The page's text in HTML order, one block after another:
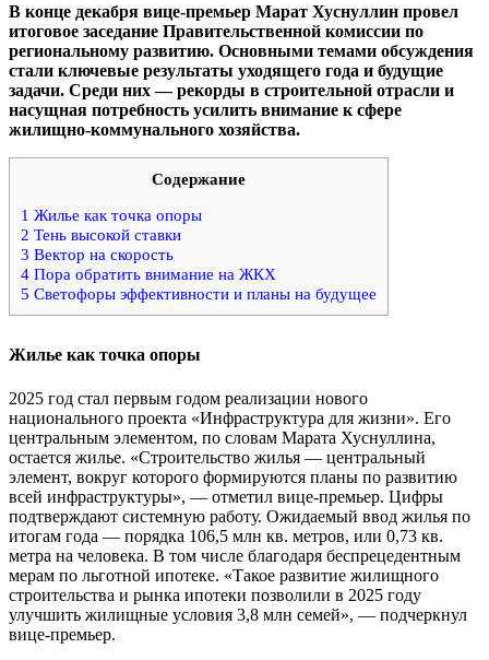
В конце декабря вице-премьер Марат Хуснуллин провел
итоговое заседание Правительственной комиссии по
региональному развитию. Основными темами обсуждения
стали ключевые результаты уходящего года и будущие
задачи. Среди них — рекорды в строительной отрасли и
насущная потребность усилить внимание к сфере
жилищно-коммунального хозяйства.
Содержание
1 Жилье как точка опоры
2 Тень высокой ставки
3 Вектор на скорость
4 Пора обратить внимание на ЖКХ
5 Светофоры эффективности и планы на будущее
Жилье как точка опоры
2025 год стал первым годом реализации нового
национального проекта «Инфраструктура для жизни». Его
центральным элементом, по словам Марата Хуснуллина,
остается жилье. «Строительство жилья — центральный
элемент, вокруг которого формируются планы по развитию
всей инфраструктуры», — отметил вице-премьер. Цифры
подтверждают системную работу. Ожидаемый ввод жилья по
итогам года — порядка 106,5 млн кв. метров, или 0,73 кв.
метра на человека. В том числе благодаря беспрецедентным
мерам по льготной ипотеке. «Такое развитие жилищного
строительства и рынка ипотеки позволили в 2025 году
улучшить жилищные условия 3,8 млн семей», — подчеркнул
вице-премьер.